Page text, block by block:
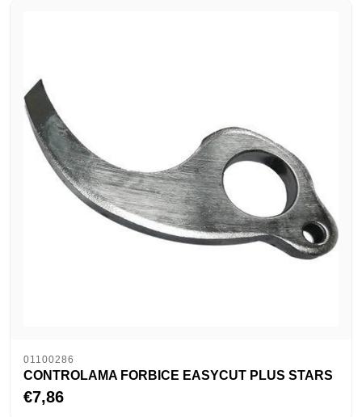
01100286
CONTROLAMA FORBICE EASYCUT PLUS STARS
€7,86